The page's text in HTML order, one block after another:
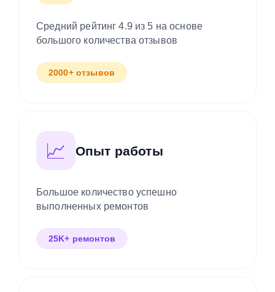
Средний рейтинг 4.9 из 5 на основе
большого количества отзывов
2000+ отзывов
📈 Опыт работы
Большое количество успешно
выполненных ремонтов
25K+ ремонтов